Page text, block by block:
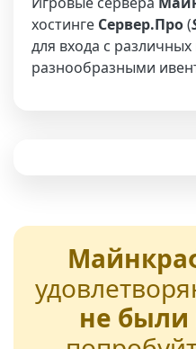
хостинге Сервер.Про(
для входа с различных
разнообразными
не